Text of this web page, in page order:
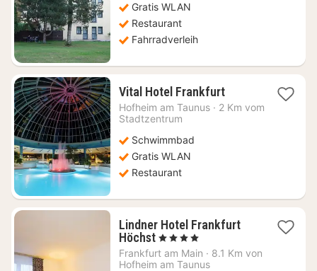
Gratis WLAN
Restaurant
Fahrradverleih
Vital Hotel Frankfurt1
Nacht
Hofheim am Taunus · 2 Km vom
Stadtzentrum
Schwimmbad
Gratis WLAN
Restaurant
Lindner Hotel Frankfurt
Höchst1
Nacht
ab
, 4 Sterne
Frankfurt am Main · 8.1 Km von
Hofheim am Taunus